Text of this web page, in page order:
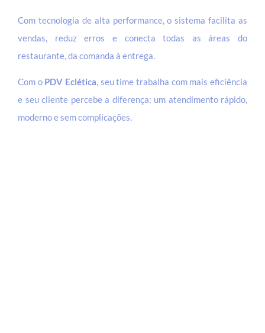
Com tecnologia de alta performance, o sistema facilita as
vendas, reduz erros e conecta todas as áreas do
restaurante, da comanda à entrega.
Com o PDV Eclética, seu time trabalha com mais eficiência
e seu cliente percebe a diferença: um atendimento rápido,
moderno e sem complicações.